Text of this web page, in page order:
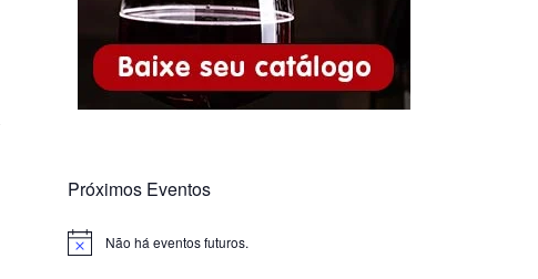
Próximos Eventos
Notice Não há eventos futuros.